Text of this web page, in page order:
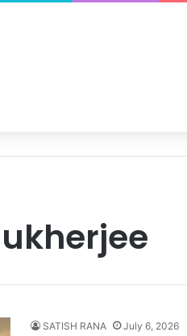
SATISH RANA July 6, 2026